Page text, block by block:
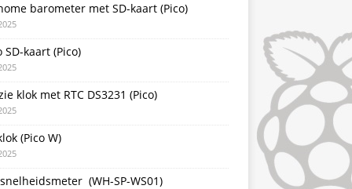
barometer met SD-kaart (Pico)
SD-kaart (Pico)
klok met RTC DS3231 (Pico)
(Pico W)
(WH-SP-WS01)